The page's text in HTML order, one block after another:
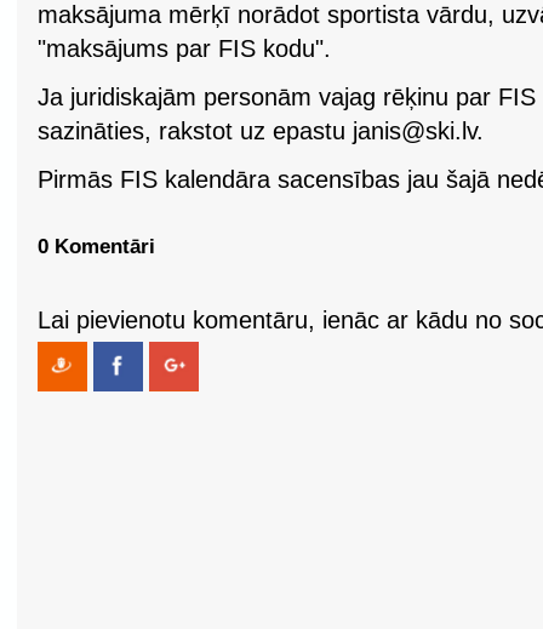
maksājuma mērķī norādot sportista vārdu,
"maksājums par FIS kodu".
Ja juridiskajām personām vajag rēķinu par
sazināties, rakstot uz epastu janis@ski.lv.
Pirmās FIS kalendāra sacensības jau šajā
0 Komentāri
Lai pievienotu komentāru, ienāc ar kādu no